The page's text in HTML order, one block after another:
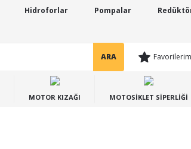
Hidroforlar Pompalar
ARA Favorilerim
MOTOR KIZAĞI MOTOSİKLET SİPERLİĞİ